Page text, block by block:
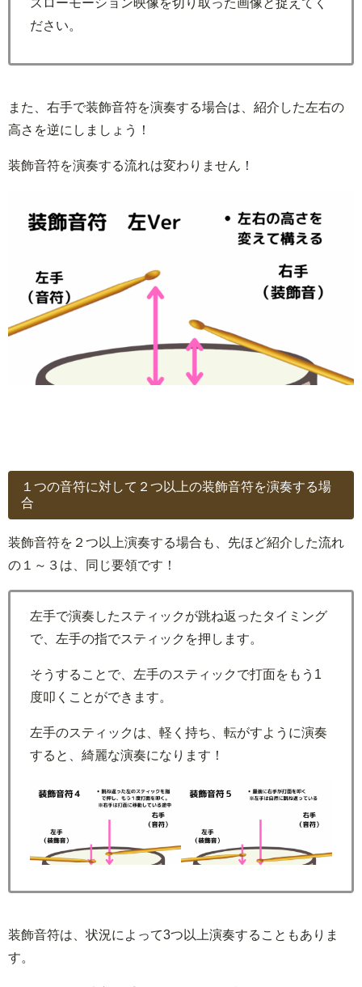
ださい。
また、右手で装飾音符を演奏する場合は、紹介した左右の
高さを逆にしましょう！
装飾音符を演奏する流れは変わりません！
１つの音符に対して２つ以上の装飾音符を演奏する場
合
装飾音符を２つ以上演奏する場合も、先ほど紹介した流れ
の１～３は、同じ要領です！
左手で演奏したスティックが跳ね返ったタイミング
で、左手の指でスティックを押します。
そうすることで、左手のスティックで打面をもう1
度叩くことができます。
左手のスティックは、軽く持ち、転がすように演奏
すると、綺麗な演奏になります！
装飾音符は、状況によって3つ以上演奏することもありま
す。